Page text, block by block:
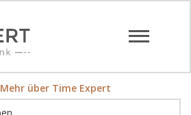
Mehr über Time Expert